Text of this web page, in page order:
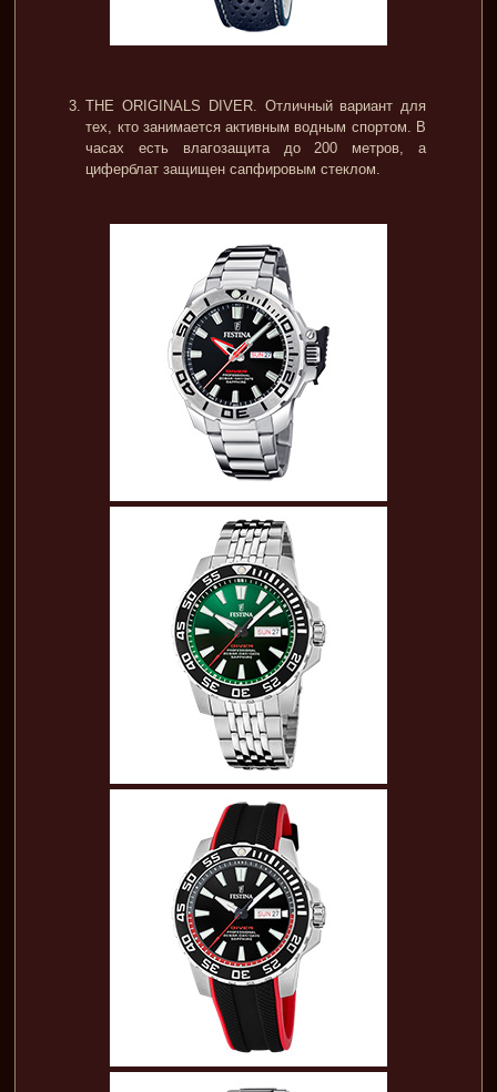
THE ORIGINALS DIVER. Отличный вариант для
тех, кто занимается активным водным спортом. В
часах есть влагозащита до 200 метров, а
циферблат защищен сапфировым стеклом.